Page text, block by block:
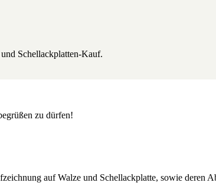
Schellackplatten-Kauf.
zu dürfen!
auf Walze und Schellackplatte, sowie deren